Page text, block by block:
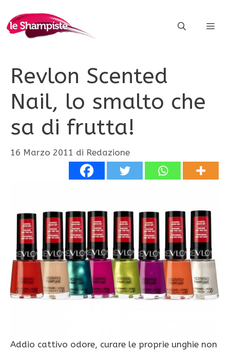
contenuto
Revlon Scented
Nail, lo smalto che
sa di frutta!
16 Marzo 2011 di Redazione
Addio cattivo odore, curare le proprie unghie non